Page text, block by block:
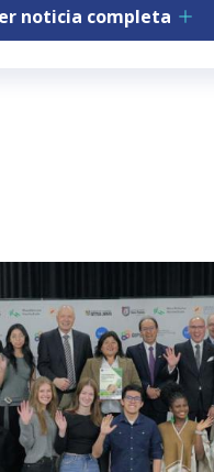
noticia completa